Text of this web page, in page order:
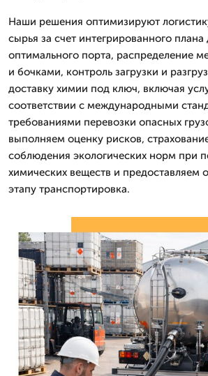
Наши решения оптимизируют
сырья за счет интегрированного
оптимального порта, распределение
и бочками, контроль загрузки и
доставку химии под ключ, включая
соответствии с международными
требованиями перевозки опасных
выполняем оценку рисков,
соблюдения экологических норм при
химических веществ и предоставляем
этапу транспортировка.